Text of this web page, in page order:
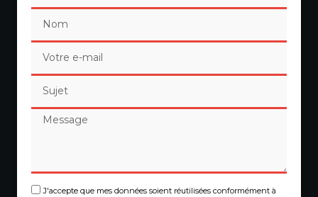
J'accepte que mes données soient réutilisées conformément à